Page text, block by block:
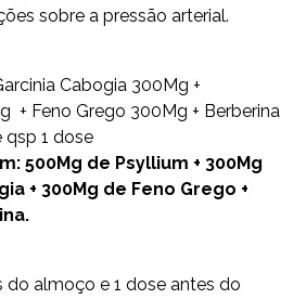
sobre a pressão arterial.
Cabogia 300Mg +
+ Feno Grego 300Mg + Berberina
qsp 1 dose
500Mg de Psyllium + 300Mg
+ 300Mg de Feno Grego +
do almoço e 1 dose antes do